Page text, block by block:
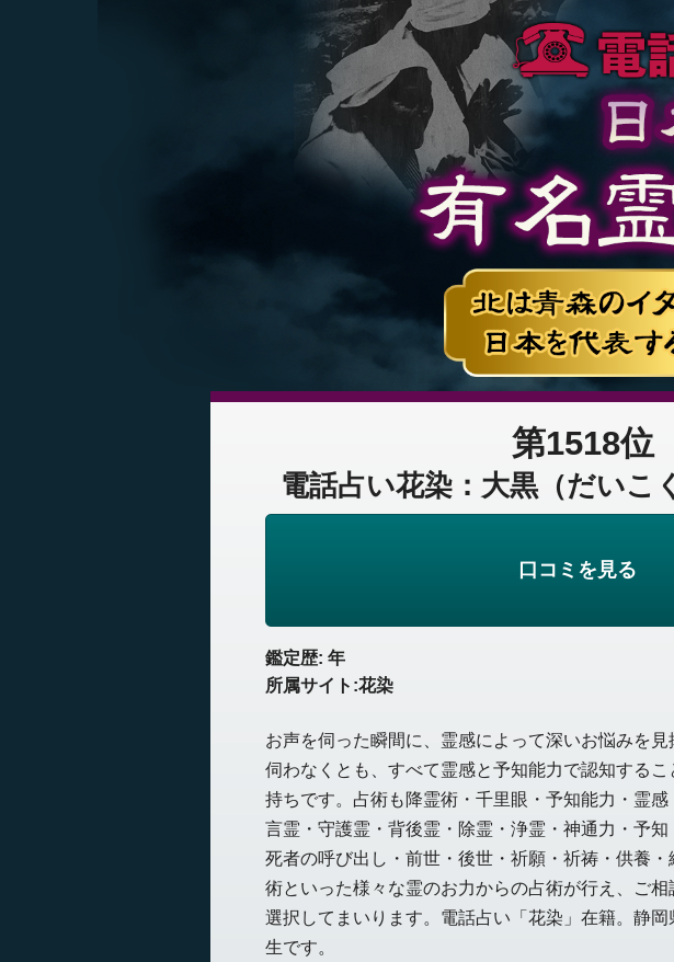
第1518位
電話占い花染：大黒（だいこ
口コミを見る
鑑定歴: 年
所属サイト:花染
お声を伺った瞬間に、霊感によって深いお悩みを
伺わなくとも、すべて霊感と予知能力で認知する
持ちです。占術も 降霊術・千里眼・予知能力・霊
言霊・守護霊・背後霊・除霊・浄霊・神通力・予知
死者の呼び出し・前世・後世・祈願・祈祷・供養
術といった様々な霊のお力からの占術が行え、ご
選択してまいります。電話占い「花染」在籍。静
生です。